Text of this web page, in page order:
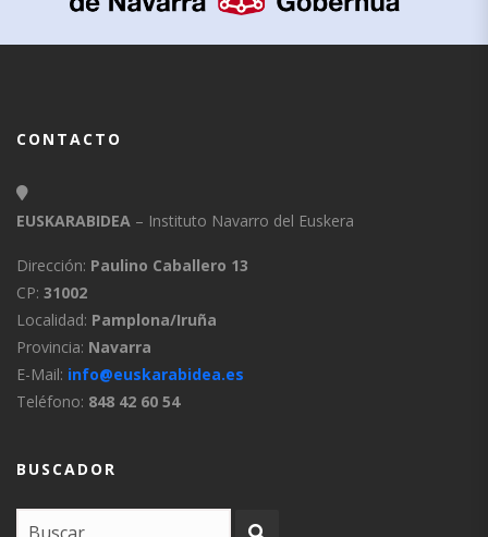
CONTACTO
EUSKARABIDEA – Instituto Navarro del Euskera
Dirección: Paulino Caballero 13
CP: 31002
Localidad: Pamplona/Iruña
Provincia: Navarra
E-Mail: info@euskarabidea.es
Teléfono: 848 42 60 54
BUSCADOR